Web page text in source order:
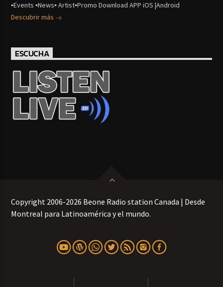
▪Events ▪News▪ Artist▪Promo Download APP iOS |Android
Descubrir más
ESCUCHA
Copyright 2006-2026 Beone Radio station Canada | Desde
Montreal para Latinoamérica y el mundo.